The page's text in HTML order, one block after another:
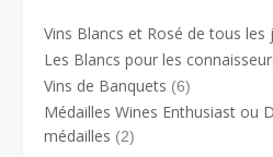
Vins Blancs et Rosé de tous les
Les Blancs pour les
Vins de Banquets (6)
Médailles Wines Enthusiast ou
médailles (2)